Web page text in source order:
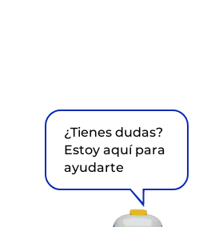
¿Tienes dudas?
Estoy aquí para
ayudarte